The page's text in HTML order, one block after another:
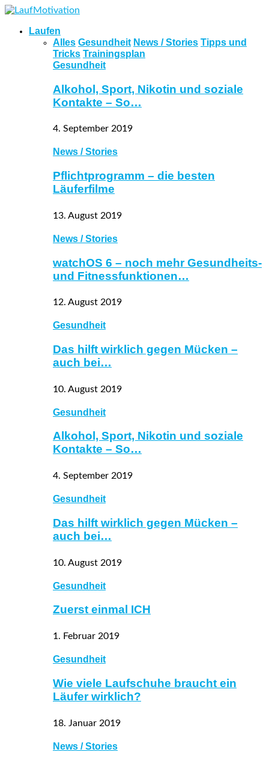
Laufen
Alles Gesundheit News / Stories Tipps und
Tricks Trainingsplan
Gesundheit
Alkohol, Sport, Nikotin und soziale
Kontakte – So…
4. September 2019
News / Stories
Pflichtprogramm – die besten
Läuferfilme
13. August 2019
News / Stories
watchOS 6 – noch mehr Gesundheits-
und Fitnessfunktionen…
12. August 2019
Gesundheit
Das hilft wirklich gegen Mücken –
auch bei…
10. August 2019
Gesundheit
Alkohol, Sport, Nikotin und soziale
Kontakte – So…
4. September 2019
Gesundheit
Das hilft wirklich gegen Mücken –
auch bei…
10. August 2019
Gesundheit
Zuerst einmal ICH
1. Februar 2019
Gesundheit
Wie viele Laufschuhe braucht ein
Läufer wirklich?
18. Januar 2019
News / Stories